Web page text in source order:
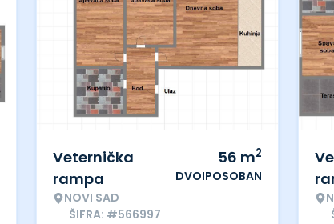
Veternička
rampa
NOVI SAD
ŠIFRA: #566997
56 m2
DVOIPOSOBAN